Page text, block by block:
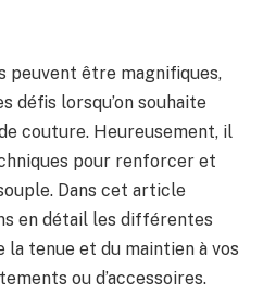
peuvent être magnifiques,
défis lorsqu’on souhaite
couture. Heureusement, il
pour renforcer et
Dans cet article
en détail les différentes
la tenue et du maintien à vos
ou d’accessoires.